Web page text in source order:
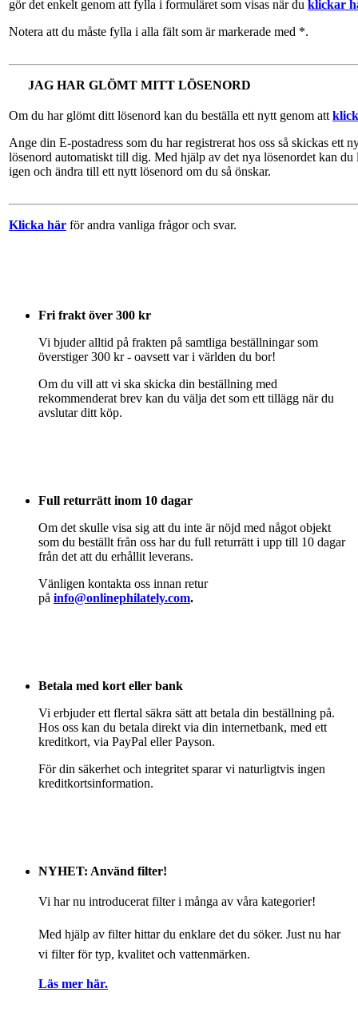
gör det enkelt genom att fylla i formuläret som visas när du klickar
Notera att du måste fylla i alla fält som är markerade med *.
JAG HAR GLÖMT MITT LÖSENORD
Om du har glömt ditt lösenord kan du beställa ett nytt genom att
Ange din E-postadress som du har registrerat hos oss så skickas ett
lösenord automatiskt till dig. Med hjälp av det nya lösenordet kan du
igen och ändra till ett nytt lösenord om du så önskar.
Klicka här för andra vanliga frågor och svar.
Fri frakt över 300 kr
Vi bjuder alltid på frakten på samtliga beställningar som
överstiger 300 kr - oavsett var i världen du bor!
Om du vill att vi ska skicka din beställning med
rekommenderat brev kan du välja det som ett tillägg när du
avslutar ditt köp.
Full returrätt inom 10 dagar
Om det skulle visa sig att du inte är nöjd med något objekt
som du beställt från oss har du full returrätt i upp till 10 dagar
från det att du erhållit leverans.
Vänligen kontakta oss innan retur
på info@onlinephilately.com.
Betala med kort eller bank
Vi erbjuder ett flertal säkra sätt att betala din beställning på.
Hos oss kan du betala direkt via din internetbank, med ett
kreditkort, via PayPal eller Payson.
För din säkerhet och integritet sparar vi naturligtvis ingen
kreditkortsinformation.
NYHET: Använd filter!
Vi har nu introducerat filter i många av våra kategorier!
Med hjälp av filter hittar du enklare det du söker. Just nu har
vi filter för typ, kvalitet och vattenmärken.
Läs mer här.